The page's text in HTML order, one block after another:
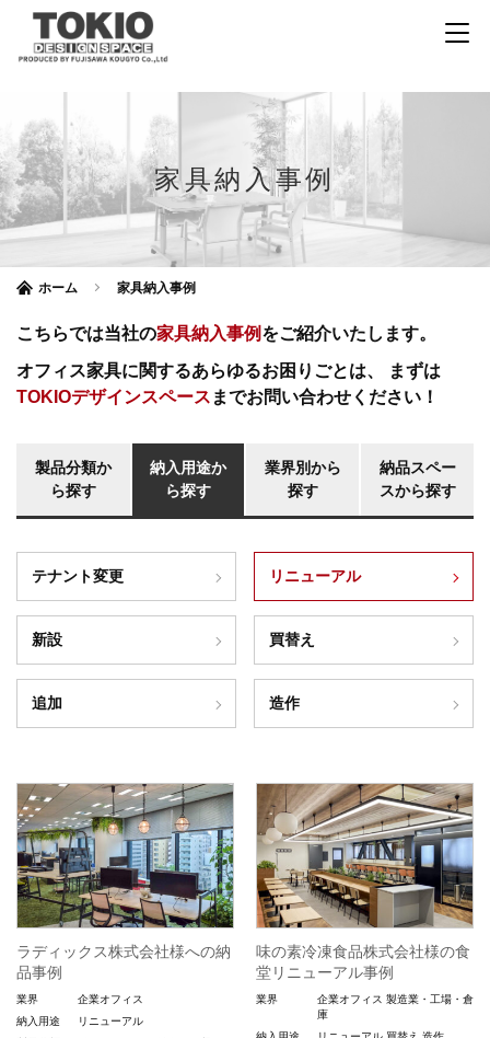
家具納入事例
ホーム 家具納入事例
こちらでは当社の家具納入事例 をご紹介いたします。
オフィス家具に関するあらゆるお困りごとは、
まずは
TOKIOデザインスペース までお問い合わせください！
製品分類か
ら探す
納入用途か
ら探す
業界別から
探す
納品スペー
スから探す
テナント変更 リニューアル
新設 買替え
追加 造作
ラディックス株式会社様への納
品事例
業界
企業オフィス
納入用途
リニューアル
味の素冷凍食品株式会社様の食
堂リニューアル事例
業界 企業オフィス 製造業・工場・倉
庫